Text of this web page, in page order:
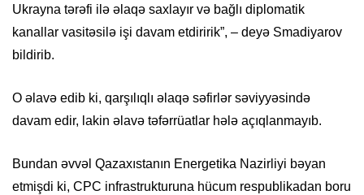
Ukrayna tərəfi ilə əlaqə saxlayır və bağlı diplomatik
kanallar vasitəsilə işi davam etdiririk”, – deyə Smadiyarov
bildirib.
O əlavə edib ki, qarşılıqlı əlaqə səfirlər səviyyəsində
davam edir, lakin əlavə təfərrüatlar hələ açıqlanmayıb.
Bundan əvvəl Qazaxıstanın Energetika Nazirliyi bəyan
etmişdi ki, CPC infrastrukturuna hücum respublikadan boru